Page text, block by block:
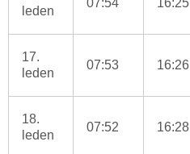
leden
07:54 16:25
17.
leden
07:53 16:26
18.
leden
07:52 16:28